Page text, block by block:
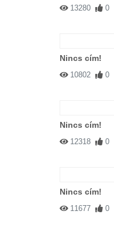
13280 0
Nincs cím!
10802 0
Nincs cím!
12318 0
Nincs cím!
11677 0